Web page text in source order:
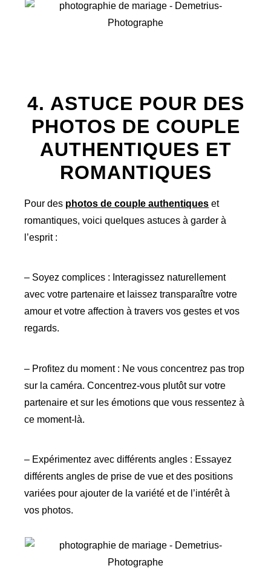
4. ASTUCE POUR DES
PHOTOS DE COUPLE
AUTHENTIQUES ET
ROMANTIQUES
Pour des photos de couple authentiques et
romantiques, voici quelques astuces à garder à
l’esprit :
– Soyez complices : Interagissez naturellement
avec votre partenaire et laissez transparaître votre
amour et votre affection à travers vos gestes et vos
regards.
– Profitez du moment : Ne vous concentrez pas trop
sur la caméra. Concentrez-vous plutôt sur votre
partenaire et sur les émotions que vous ressentez à
ce moment-là.
– Expérimentez avec différents angles : Essayez
différents angles de prise de vue et des positions
variées pour ajouter de la variété et de l’intérêt à
vos photos.